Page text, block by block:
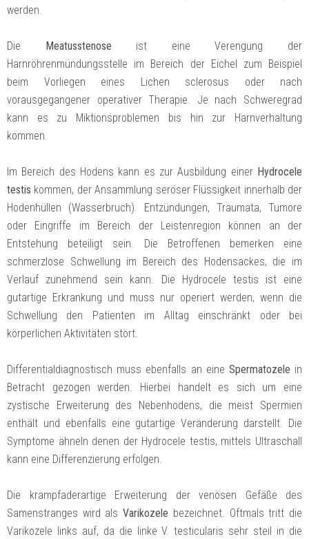
werden.
Die Meatusstenose ist eine Verengung der
Harnröhrenmündungsstelle im Bereich der Eichel zum Beispiel
beim Vorliegen eines Lichen sclerosus oder nach
vorausgegangener operativer Therapie. Je nach Schweregrad
kann es zu Miktionsproblemen bis hin zur Harnverhaltung
kommen.
Im Bereich des Hodens kann es zur Ausbildung einer Hydrocele
testis kommen, der Ansammlung seröser Flüssigkeit innerhalb der
Hodenhüllen (Wasserbruch). Entzündungen, Traumata, Tumore
oder Eingriffe im Bereich der Leistenregion können an der
Entstehung beteiligt sein. Die Betroffenen bemerken eine
schmerzlose Schwellung im Bereich des Hodensackes, die im
Verlauf zunehmend sein kann. Die Hydrocele testis ist eine
gutartige Erkrankung und muss nur operiert werden, wenn die
Schwellung den Patienten im Alltag einschränkt oder bei
körperlichen Aktivitäten stört.
Differentialdiagnostisch muss ebenfalls an eine Spermatozele in
Betracht gezogen werden. Hierbei handelt es sich um eine
zystische Erweiterung des Nebenhodens, die meist Spermien
enthält und ebenfalls eine gutartige Veränderung darstellt. Die
Symptome ähneln denen der Hydrocele testis, mittels Ultraschall
kann eine Differenzierung erfolgen.
Die krampfaderartige Erweiterung der venösen Gefäße des
Samenstranges wird alsVarikozele bezeichnet. Oftmals tritt die
Varikozele links auf, da die linke V. testicularis sehr steil in die